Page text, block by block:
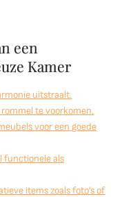
een
Kamer
uitstraalt.
te voorkomen.
voor een goede
functionele als
items zoals foto’s of